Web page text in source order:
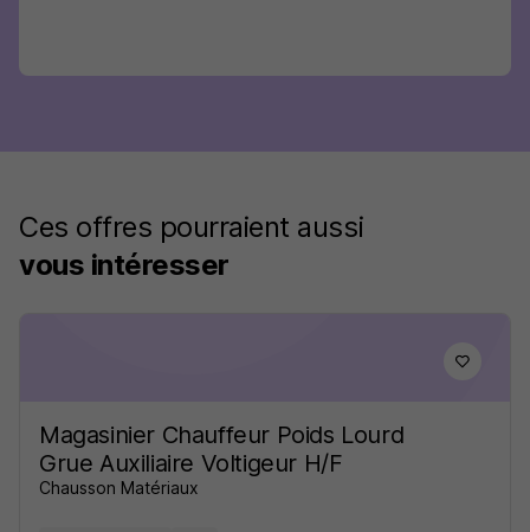
Ces offres pourraient aussi
vous intéresser
Magasinier Chauffeur Poids Lourd
Grue Auxiliaire Voltigeur H/F
Chausson Matériaux